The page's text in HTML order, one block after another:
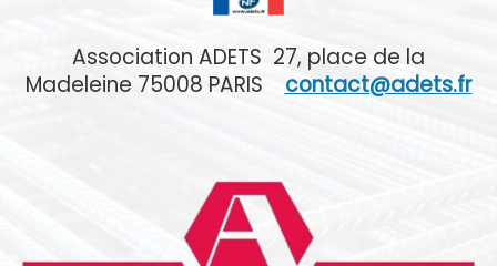
Association ADETS 27, place de la
Madeleine 75008 PARIS contact@adets.fr